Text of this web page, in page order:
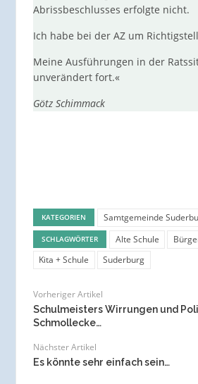
Abrissbeschlusses erfolgte nicht.
Ich habe bei der AZ um
Meine Ausführungen in der
unverändert fort.«
Götz Schimmack
KATEGORIEN Samtgemeinde
SCHLAGWÖRTER Alte Schule
Kita + Schule
Suderburg
Vorheriger Artikel
Schulmeisters Wirrungen und
Schmollecke…
Nächster Artikel
Es könnte sehr einfach sein…